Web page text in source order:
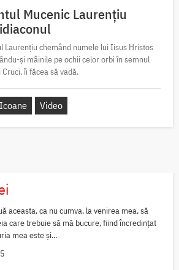
Mucenic Laurențiu
Laurențiu chemând numele lui Iisus Hristos
și mâinile pe ochii celor orbi în semnul
Cruci, îi făcea să vadă.
Icoane Video
aceasta, ca nu cumva, la venirea mea, să
care trebuie să mă bucure, fiind încredințat
mea este și...